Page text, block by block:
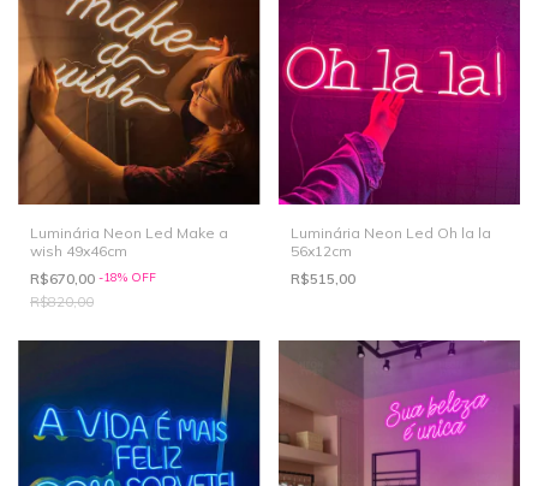
Luminária Neon Led Make a
wish 49x46cm
R$670,00 -18% OFF
R$820,00
Luminária Neon Led Oh la la
56x12cm
R$515,00